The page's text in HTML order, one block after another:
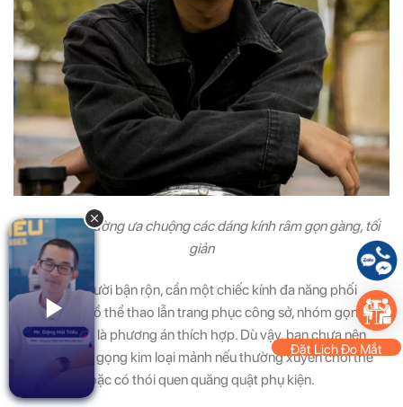
Nam giới thường ưa chuộng các dáng kính râm gọn gàng, tối
giản
Nếu bạn là người bận rộn, cần một chiếc kính đa năng phối
được với cả đồ thể thao lẫn trang phục công sở, nhóm gọng
gọn gàng này là phương án thích hợp. Dù vậy, bạn chưa nên
chọn các bản gọng kim loại mảnh nếu thường xuyên chơi thể
thao mạnh hoặc có thói quen quăng quật phụ kiện.
Đặt Lịch Đo Mắt